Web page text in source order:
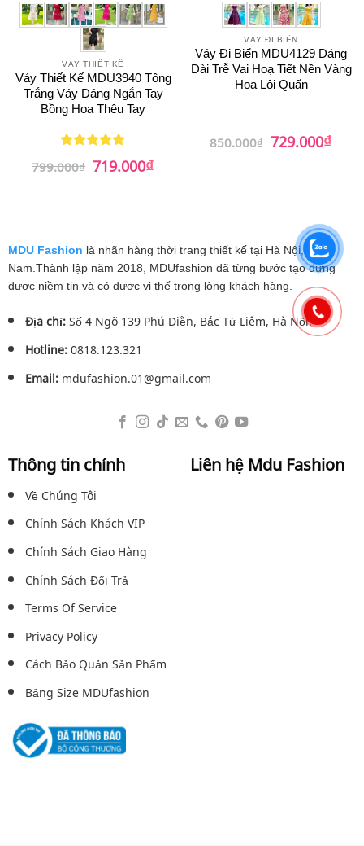
VÁY THIẾT KẾ
Váy Thiết Kế MDU3940 Tông
Trắng Váy Dáng Ngắn Tay
Bồng Hoa Thêu Tay
Được xếp
hạng
55
799.000₫ Giá
gốc
719.000₫Giá
hiện
VÁY ĐI BIỂN
Váy Đi Biển MDU4129 Dáng
Dài Trễ Vai Hoạ Tiết Nền Vàng
Hoa Lôi Quấn
850.000₫ Giá
gốc
729.000₫Giá
hiện
MDU Fashion là nhãn hàng thời trang thiết kế tại Hà Nội, Việt
Nam.Thành lập năm 2018, MDUfashion đã từng bước tạo dựng
được niềm tin và có được vị thế trong lòng khách hàng.
Địa chỉ:Số 4 Ngõ 139 Phú Diễn, Bắc Từ Liêm, Hà Nội.
Hotline:0818.123.321
Email:mdufashion.01@gmail.com
Thông tin chính
Về Chúng Tôi
Chính Sách Khách VIP
Chính Sách Giao Hàng
Chính Sách Đổi Trả
Terms Of Service
Privacy Policy
Cách Bảo Quản Sản Phẩm
Bảng Size MDUfashion
Liên hệ Mdu Fashion